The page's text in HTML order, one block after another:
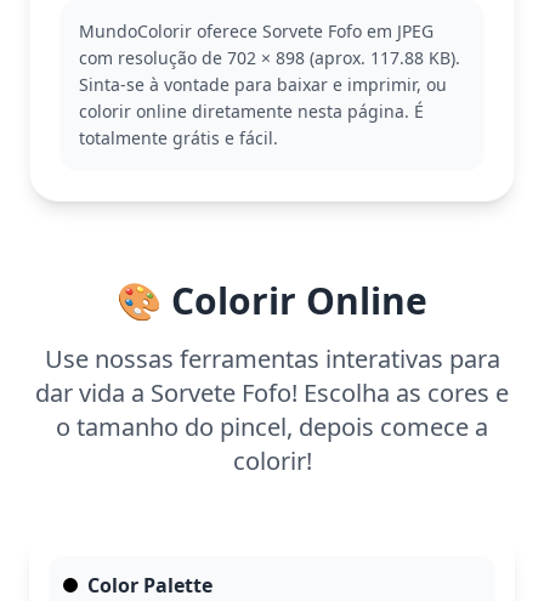
pode adorar explorar outras sobremesas
encantadoras. As formas simples e amigáveis
fazem desse sorvete uma diversão garantida para
quem ama colorir alimentos com personalidade.
uma atividade rápida e alegre.
MundoColorir oferece Sorvete Fofo em JPEG
com resolução de 702 × 898 (aprox. 117.88 KB).
Sinta-se à vontade para baixar e imprimir, ou
colorir online diretamente nesta página. É
totalmente grátis e fácil.
🎨 Colorir Online
Use nossas ferramentas interativas para
dar vida a Sorvete Fofo! Escolha as cores e
o tamanho do pincel, depois comece a
colorir!
Color Palette